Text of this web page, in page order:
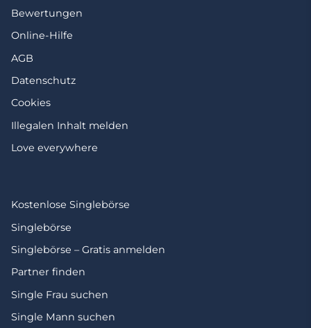
Bewertungen
Online-Hilfe
AGB
Datenschutz
Cookies
Illegalen Inhalt melden
Love everywhere
Kostenlose Singlebörse
Singlebörse
Singlebörse – Gratis anmelden
Partner finden
Single Frau suchen
Single Mann suchen